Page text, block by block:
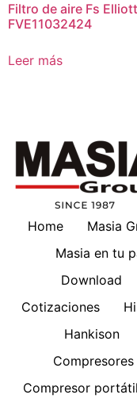
Filtro de aire Fs Elliott
FVE11032424
Leer más
Home Masia
Masia en tu
Download
Cotizaciones
Hankison
Compresores
Compresor